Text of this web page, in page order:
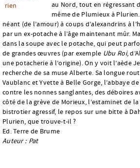
au Nord, tout en régressant
même de Plumieux à
néant (de l’amour) à coups d’alexandrins à
par un ex-potache à l’âge maintenant mûr.
dans la soupe avec le potache, qui peut
de grandes œuvres (par exemple Ubu Roi,
une potacherie à l’origine). On y voit l’aède
recherche de sa muse Alberte. Sa longue
Vaublanc et Yvette à Belle Gorge, l’abbaye
contre les nonnes sanglantes, des déboires
côté de la grève de Morieux, l’estaminet de
bistrotier agressif, le repos sur une bitte à
Plurien, que trouve-t-il ?
Ed. Terre de Brume
Auteur : Pat